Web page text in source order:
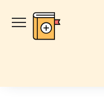
содержанию